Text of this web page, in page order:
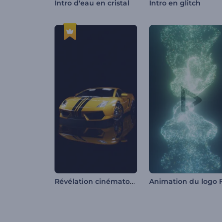
Intro d'eau en cristal Intro en glitch
Révélation cinématographique de la voiture